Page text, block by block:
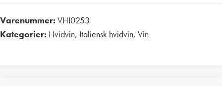
Varenummer: VHI0253
Kategorier: Hvidvin, Italiensk hvidvin, Vin